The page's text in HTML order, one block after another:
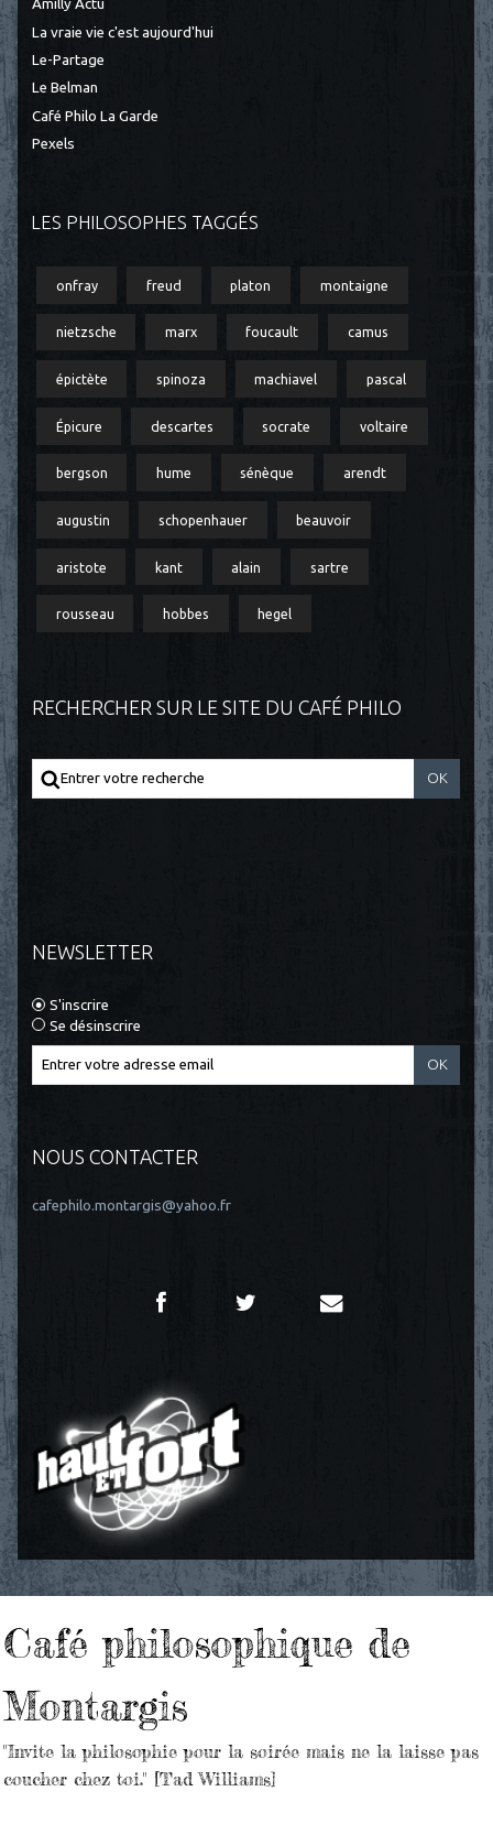
Amilly Actu
La vraie vie c'est aujourd'hui
Le-Partage
Le Belman
Café Philo La Garde
Pexels
LES PHILOSOPHES TAGGÉS
onfray freud platon montaigne
nietzsche marx foucault camus
épictète spinoza machiavel pascal
Épicure descartes socrate voltaire
bergson hume sénèque arendt
augustin schopenhauer beauvoir
aristote kant alain sartre
rousseau hobbes hegel
RECHERCHER SUR LE SITE DU CAFÉ PHILO
NEWSLETTER
S'inscrire
Se désinscrire
NOUS CONTACTER
cafephilo.montargis@yahoo.fr
Café philosophique de
Montargis
"Invite la philosophie pour la soirée mais ne la laisse pas
coucher chez toi." [Tad Williams]